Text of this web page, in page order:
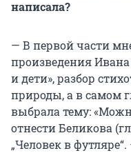
написала?
— В первой части
произведения
и дети», разбор
природы, а в самом
выбрала тему:
отнести Беликова
„Человек в футляре“.